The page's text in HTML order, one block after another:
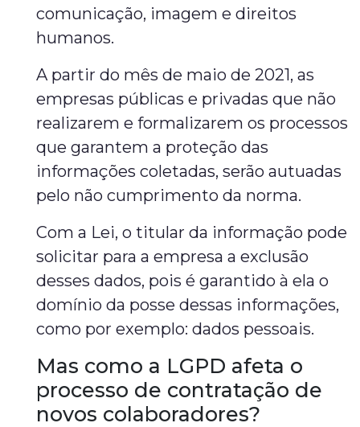
comunicação, imagem e direitos
humanos.
A partir do mês de maio de 2021, as
empresas públicas e privadas que não
realizarem e formalizarem os processos
que garantem a proteção das
informações coletadas, serão autuadas
pelo não cumprimento da norma.
Com a Lei, o titular da informação pode
solicitar para a empresa a exclusão
desses dados, pois é garantido à ela o
domínio da posse dessas informações,
como por exemplo: dados pessoais.
Mas como a LGPD afeta o
processo de contratação de
novos colaboradores?